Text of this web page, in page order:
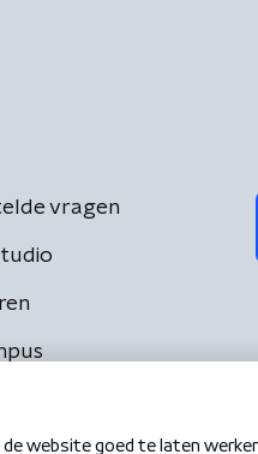
vragen